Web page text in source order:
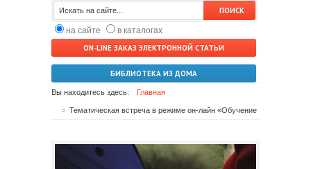
на сайте
в каталогах
ON-LINE ЗАКАЗ ЭЛЕКТРОННОЙ СТАТЬИ
БИБЛИОТЕКА ИЗ ДОМА
Вы находитесь здесь: Главная